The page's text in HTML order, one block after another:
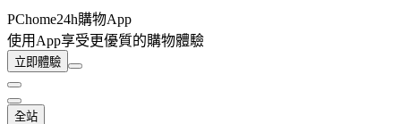
PChome24h購物App
使用App享受更優質的購物體驗
立即體驗
全站